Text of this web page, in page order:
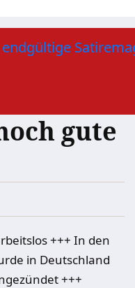
gute
+++ In den
in Deutschland
+++